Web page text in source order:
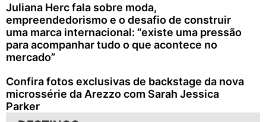
Juliana Herc fala sobre moda,
empreendedorismo e o desafio de construir
uma marca internacional: “existe uma pressão
para acompanhar tudo o que acontece no
mercado”
Confira fotos exclusivas de backstage da nova
microssérie da Arezzo com Sarah Jessica
Parker